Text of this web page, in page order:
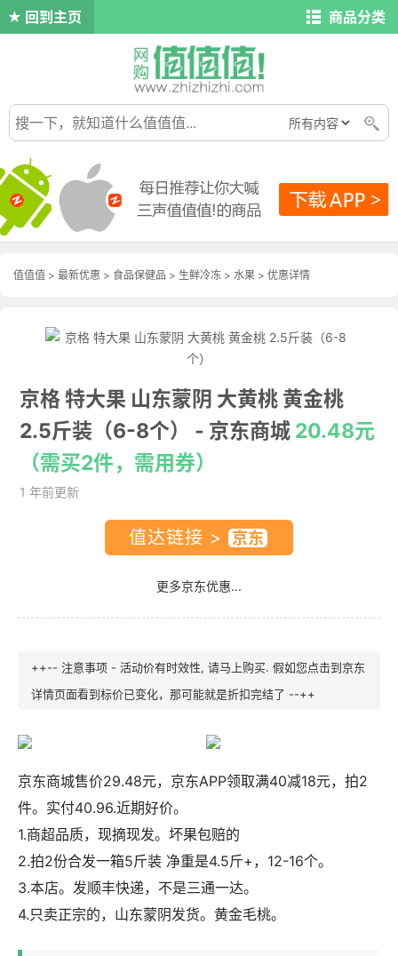
回到主页 商品分类
值值值 > 最新优惠 > 食品保健品 > 生鲜冷冻 > 水果 > 优惠详情
京格 特大果 山东蒙阴 大黄桃 黄金桃
2.5斤装（6-8个）
- 京东商城 20.48元
（需买2件，需用券）
1 年前更新
值达链接 >
更多京东优惠...
++-- 注意事项 - 活动价有时效性, 请马上购买. 假如您点击到京东
详情页面看到标价已变化，那可能就是折扣完结了 --++
京东商城售价29.48元，京东APP领取满40减18元，拍2
件。实付40.96.近期好价。
1.商超品质，现摘现发。坏果包赔的
2.拍2份合发一箱5斤装 净重是4.5斤+，12-16个。
3.本店。发顺丰快递，不是三通一达。
4.只卖正宗的，山东蒙阴发货。黄金毛桃。